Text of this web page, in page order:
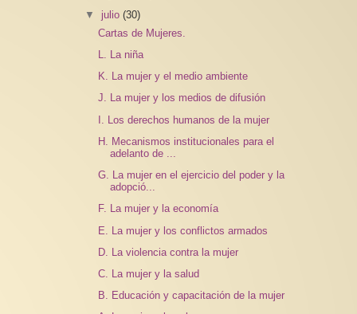
▼ julio(30)
Cartas de Mujeres.
L. La niña
K. La mujer y el medio ambiente
J. La mujer y los medios de difusión
I. Los derechos humanos de la mujer
H. Mecanismos institucionales para el
adelanto de ...
G. La mujer en el ejercicio del poder y la
adopció...
F. La mujer y la economía
E. La mujer y los conflictos armados
D. La violencia contra la mujer
C. La mujer y la salud
B. Educación y capacitación de la mujer